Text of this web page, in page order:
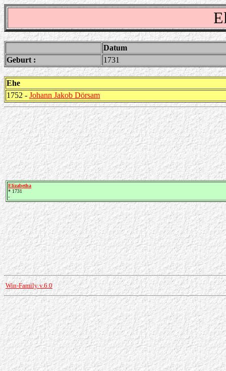
Datum
Geburt :
1731
Ehe
1752 - Johann Jakob Dörsam
Elizabetha
* 1731
-
Win-Family v.6.0